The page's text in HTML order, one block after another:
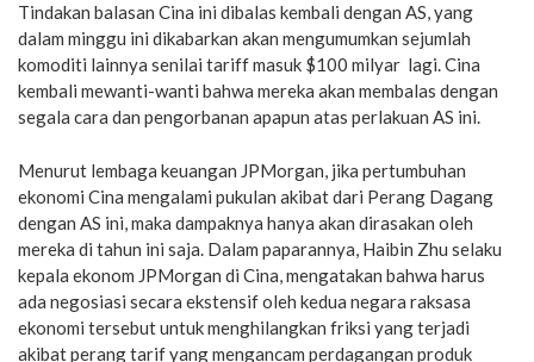
Tindakan balasan Cina ini dibalas kembali dengan AS, yang
dalam minggu ini dikabarkan akan mengumumkan sejumlah
komoditi lainnya senilai tariff masuk $100 milyar lagi. Cina
kembali mewanti-wanti bahwa mereka akan membalas dengan
segala cara dan pengorbanan apapun atas perlakuan AS ini.
Menurut lembaga keuangan JPMorgan, jika pertumbuhan
ekonomi Cina mengalami pukulan akibat dari Perang Dagang
dengan AS ini, maka dampaknya hanya akan dirasakan oleh
mereka di tahun ini saja. Dalam paparannya, Haibin Zhu selaku
kepala ekonom JPMorgan di Cina, mengatakan bahwa harus
ada negosiasi secara ekstensif oleh kedua negara raksasa
ekonomi tersebut untuk menghilangkan friksi yang terjadi
akibat perang tarif yang mengancam perdagangan produk